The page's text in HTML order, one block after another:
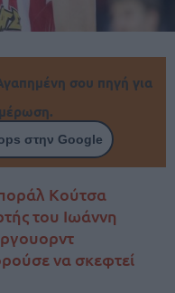
σου πηγή για
στην Google
Κούτσα
του Ιωάννη
να σκεφτεί